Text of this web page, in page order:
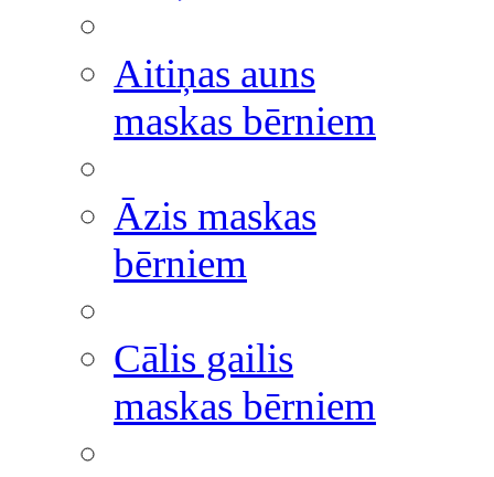
Aitiņas auns
maskas bērniem
Āzis maskas
bērniem
Cālis gailis
maskas bērniem